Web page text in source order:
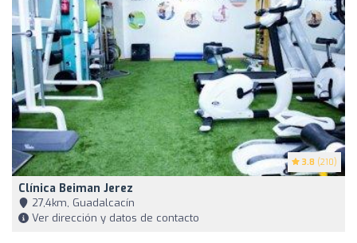
3.8 (210)
Clínica Beiman Jerez
27,4km, Guadalcacín
Ver dirección y datos de contacto